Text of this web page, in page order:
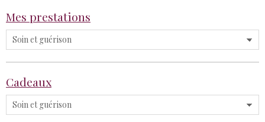
Mes prestations
Cadeaux